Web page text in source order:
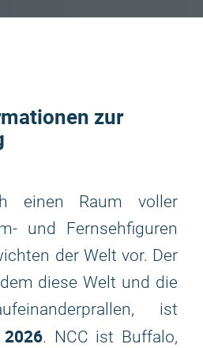
zur
einen Raum voller
und Fernsehfiguren
der Welt vor. Der
diese Welt und die
ist
. NCC ist Buffalo,